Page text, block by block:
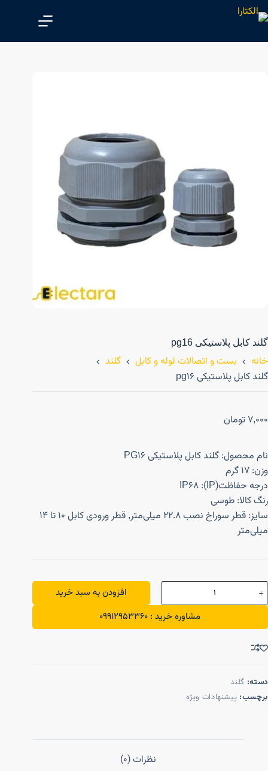
ش
گلند کابل پلاستیکی pg16
خانه بست و اتصالات لوله و کابل
گلند
گلند کابل پلاستیکی pg16
7,000 تومان
نام محصول: گلند کابل پلاستیکی PG16
وزن: 17 گرم
درجه حفاظت(IP): IP68
رنگ کالا: طوسی
سایز: قطر سوراخ نصب 22.8 میلی‌متر, قطر ورودی کابل 10 تا 14
میلی‌متر
افزودن به سبد خرید
مشاوره خرید : 09912953360
دسته: گلند
برچسب: پیشنهادات ویژه
نظرات (0)